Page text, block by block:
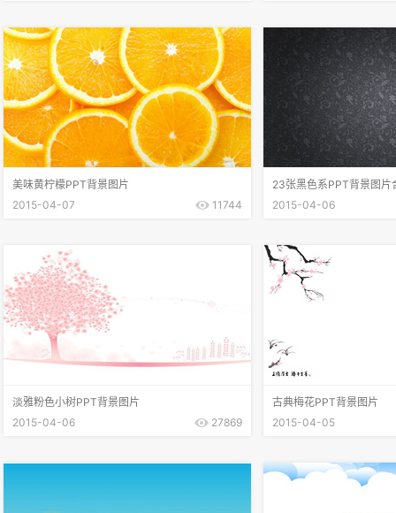
美味黄柠檬PPT背景图片
2015-04-07
11744
23张黑色系PPT背景图片
2015-04-06
淡雅粉色小树PPT背景图片
2015-04-06
27869
古典梅花PPT背景图片
2015-04-05